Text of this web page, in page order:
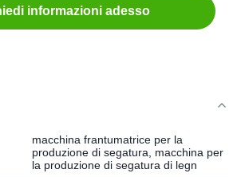
informazioni adesso
macchina frantumatrice per la
produzione di segatura, macchina per
la produzione di segatura di legn